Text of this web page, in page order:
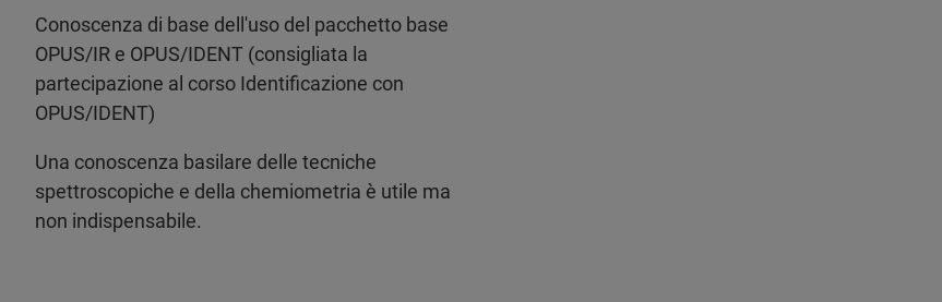
Conoscenza di base dell'uso del pacchetto base
OPUS/IR e OPUS/IDENT (consigliata la
partecipazione al corso Identificazione con
OPUS/IDENT)
Una conoscenza basilare delle tecniche
spettroscopiche e della chemiometria è utile ma
non indispensabile.